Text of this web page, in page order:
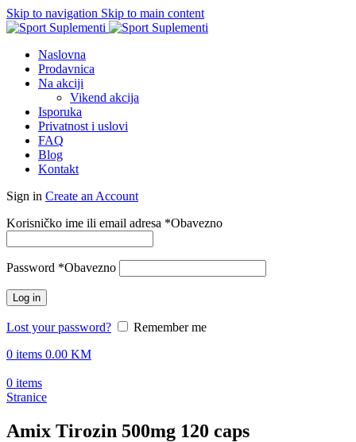
Skip to navigation Skip to main content
Naslovna
Prodavnica
Na akciji
Vikend akcija
Isporuka
Privatnost i uslovi
FAQ
Blog
Kontakt
Sign in Create an Account
Korisničko ime ili email adresa *Obavezno
Password *Obavezno
Log in
Lost your password?
Remember me
0 items 0.00 KM
0 items
Stranice
Amix Tirozin 500mg 120 caps